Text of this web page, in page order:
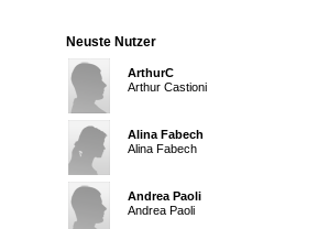
Neuste Nutzer
ArthurC
Arthur Castioni
Alina Fabech
Alina Fabech
Andrea Paoli
Andrea Paoli